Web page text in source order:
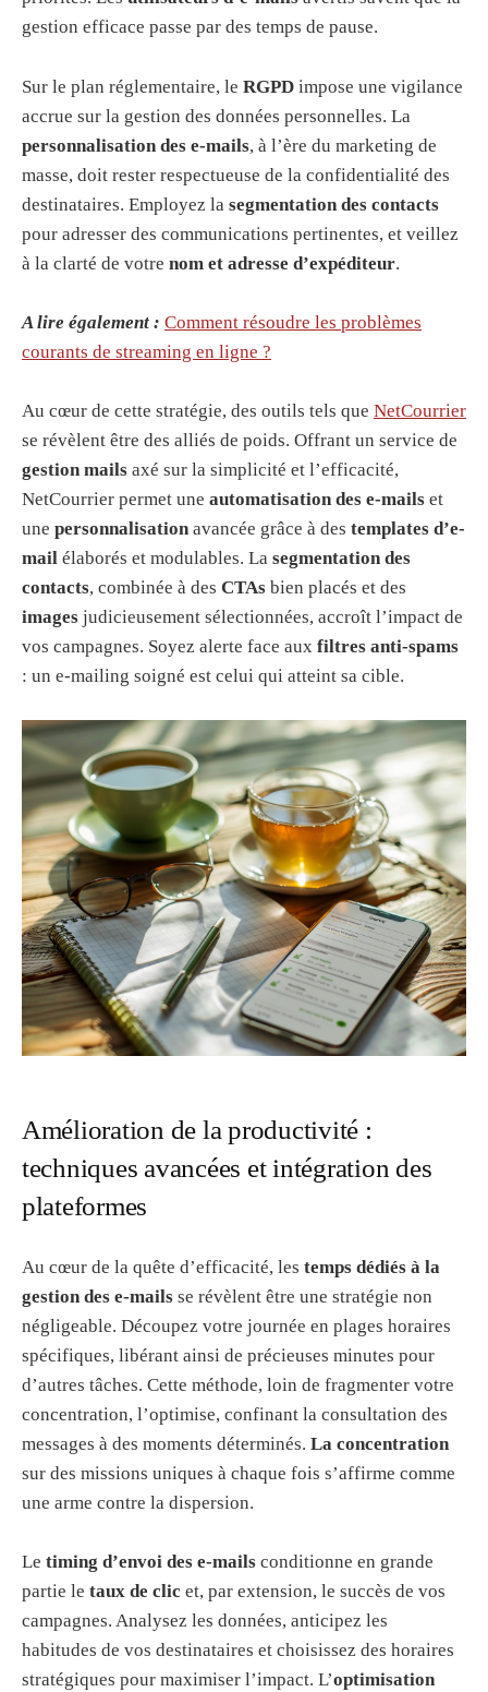
gestion efficace passe par des temps de pause.
Sur le plan réglementaire, le RGPD impose une vigilance
accrue sur la gestion des données personnelles. La
personnalisation des e-mails, à l’ère du marketing de
masse, doit rester respectueuse de la confidentialité des
destinataires. Employez la segmentation des contacts
pour adresser des communications pertinentes, et veillez
à la clarté de votre nom et adresse d’expéditeur.
A lire également : Comment résoudre les problèmes
courants de streaming en ligne ?
Au cœur de cette stratégie, des outils tels que NetCourrier
se révèlent être des alliés de poids. Offrant un service de
gestion mails axé sur la simplicité et l’efficacité,
NetCourrier permet une automatisation des e-mails et
une personnalisationavancée grâce à des templates d’e-
mail élaborés et modulables. La segmentation des
contacts, combinée à des CTAs bien placés et des
images judicieusement sélectionnées, accroît l’impact de
vos campagnes. Soyez alerte face aux filtres anti-spams
: un e-mailing soigné est celui qui atteint sa cible.
Amélioration de la productivité :
techniques avancées et intégration des
plateformes
Au cœur de la quête d’efficacité, les temps dédiés à la
gestion des e-mails se révèlent être une stratégie non
négligeable. Découpez votre journée en plages horaires
spécifiques, libérant ainsi de précieuses minutes pour
d’autres tâches. Cette méthode, loin de fragmenter votre
concentration, l’optimise, confinant la consultation des
messages à des moments déterminés. La concentration
sur des missions uniques à chaque fois s’affirme comme
une arme contre la dispersion.
Le timing d’envoi des e-mails conditionne en grande
partie le taux de clic et, par extension, le succès de vos
campagnes. Analysez les données, anticipez les
habitudes de vos destinataires et choisissez des horaires
stratégiques pour maximiser l’impact. L’optimisation